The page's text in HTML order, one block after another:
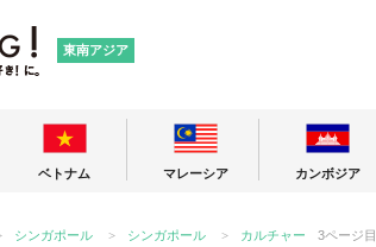
東南アジア
ベトナム マレーシア カンボジア
シンガポール シンガポール カルチャー 3ページ目